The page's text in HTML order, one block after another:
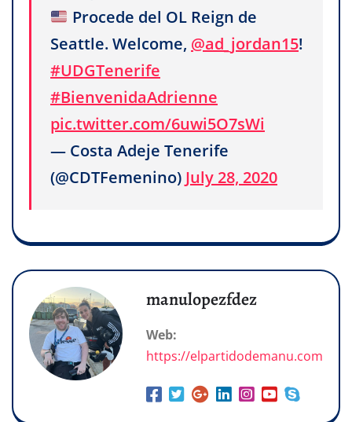
Procede del OL Reign de
Seattle. Welcome, @ad_jordan15!
#UDGTenerife
#BienvenidaAdrienne
pic.twitter.com/6uwi5O7sWi
— Costa Adeje Tenerife
(@CDTFemenino) July 28, 2020
manulopezfdez
Web:
https://elpartidodemanu.com